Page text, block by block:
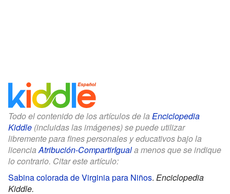
Todo el contenido de los artículos de la Enciclopedia
Kiddle (incluidas las imágenes) se puede utilizar
libremente para fines personales y educativos bajo la
licenciaAtribución-CompartirIguala menos que se indique
lo contrario. Citar este artículo:
Sabina colorada de Virginia para Niños. Enciclopedia
Kiddle.